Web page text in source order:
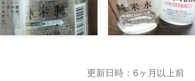
更新日時：6ヶ月以上前